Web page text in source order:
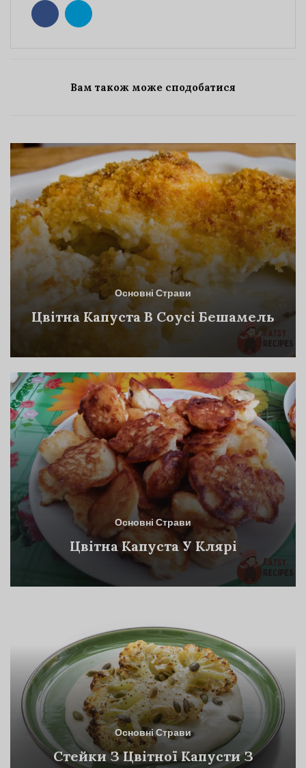
Вам також може сподобатися
Основні Страви
Цвітна Капуста В Соусі Бешамель
Основні Страви
Цвітна Капуста У Клярі
Основні Страви
Стейки З Цвітної Капусти З